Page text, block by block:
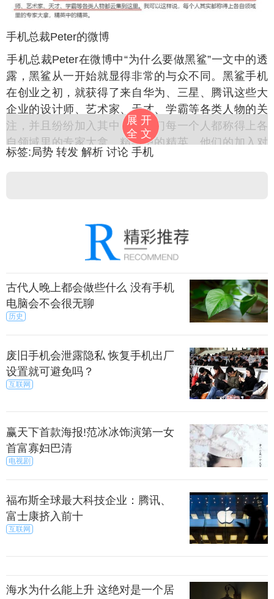
手机总裁Peter的微博
手机总裁Peter在微博中“为什么要做黑鲨”一文中的透
露，黑鲨从一开始就显得非常的与众不同。黑鲨手机
在创业之初，就获得了来自华为、三星、腾讯这些大
企业的设计师、艺术家、天才、学霸等各类人物的关
注，并且纷纷加入其中，而他们每一个人都称得上各
自领域里的专家大拿，精英中的精英。他们的加入对
于刚刚起步的黑鲨手机无疑有着相当大的帮助。作为
计师和工程师，而有了如此优秀且庞大的团队，黑鲨
手机高管称：“为中国玩家做点事情，打造一款真正的
游戏手机”的愿景相信也将会很快达成。广大网友对于
黑鲨手机也是充满了期待，尤其是黑鲨团队，不少知
名大V也纷纷表示，黑鲨手机团队终于现身，如此厉害
的人物聚集在一起，真的是太让人期待了。
手机作为游戏手机细分市场的先驱，其在曝光之初就
赢得了消费者市场的广泛关注，而此后与京东的合
作，充分证明了其自身的价值。因此我们有足够的理
由去相信，凭借着多位实力强劲的核心人员，以及一
来源： 小可爱 /科技 /互联网
展开
全文
标签:局势 转发 解析 讨论 手机
古代人晚上都会做些什么 没有手机
电脑会不会很无聊
历史
废旧手机会泄露隐私 恢复手机出厂
设置就可避免吗？
互联网
赢天下首款海报!范冰冰饰演第一女
首富寡妇巴清
电视剧
福布斯全球最大科技企业：腾讯、
富士康挤入前十
互联网
海水为什么能上升 这绝对是一个居